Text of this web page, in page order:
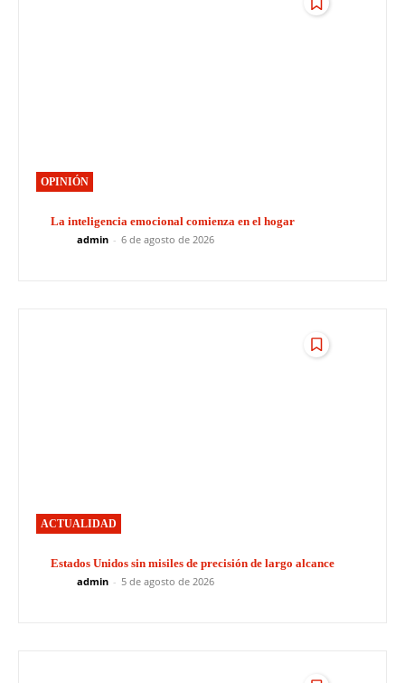
OPINIÓN
La inteligencia emocional comienza en el hogar
admin - 6 de agosto de 2026
ACTUALIDAD
Estados Unidos sin misiles de precisión de largo alcance
admin - 5 de agosto de 2026